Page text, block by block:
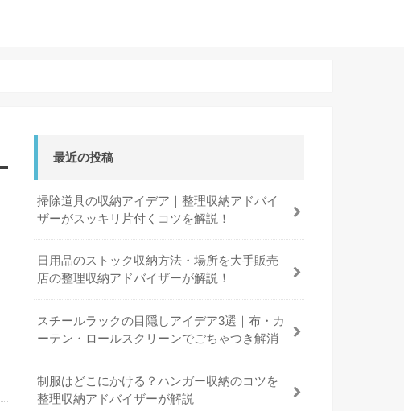
最近の投稿
掃除道具の収納アイデア｜整理収納アドバイ
ザーがスッキリ片付くコツを解説！
日用品のストック収納方法・場所を大手販売
店の整理収納アドバイザーが解説！
スチールラックの目隠しアイデア3選｜布・カ
ーテン・ロールスクリーンでごちゃつき解消
制服はどこにかける？ハンガー収納のコツを
整理収納アドバイザーが解説